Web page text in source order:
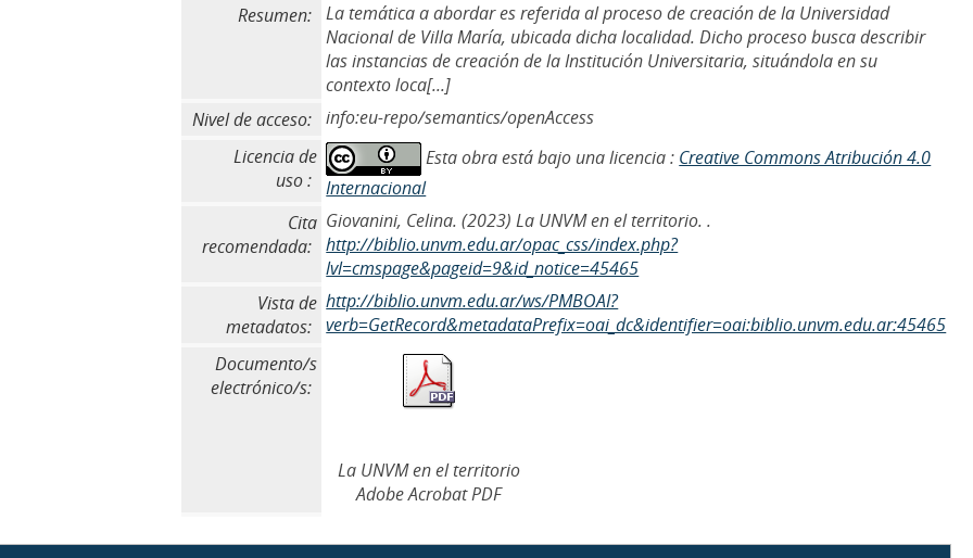
Resumen:
La temática a abordar es referida al proceso de creación de la Universidad
Nacional de Villa María, ubicada dicha localidad. Dicho proceso busca describir
las instancias de creación de la Institución Universitaria, situándola en su
contexto loca[...]
Nivel de acceso:
info:eu-repo/semantics/openAccess
Licencia de
uso :
Esta obra está bajo una licencia : Creative Commons Atribución 4.0
Internacional
Cita
recomendada:
Giovanini, Celina. (2023) La UNVM en el territorio. .
http://biblio.unvm.edu.ar/opac_css/index.php?
lvl=cmspage&pageid=9&id_notice=45465
Vista de
metadatos:
http://biblio.unvm.edu.ar/ws/PMBOAI?
verb=GetRecord&metadataPrefix=oai_dc&identifier=oai:biblio.unvm.edu.ar:45465
Documento/s
electrónico/s:
La UNVM en el territorio
Adobe Acrobat PDF